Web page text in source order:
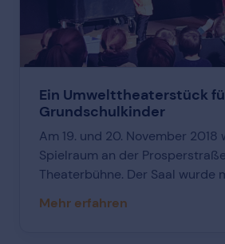
Ein Umwelttheaterstück
Grundschulkinder
Am 19. und 20. November 2018
Spielraum an der
Theaterbühne. Der Saal wurde
für die kleinen Gäste.
Mehr erfahren